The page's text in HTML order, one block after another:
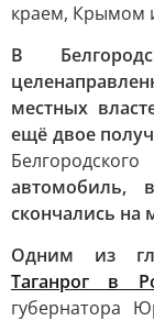
краем, Крымом
В
местных
ещё двое
автомобиль,
скончались на
Одним из
Таганрог в
губернатора